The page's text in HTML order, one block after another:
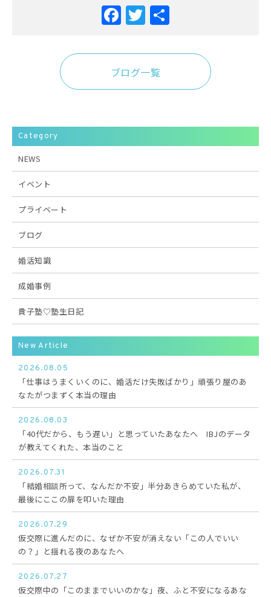
Facebook
Twitter
ブログ一覧
Category
NEWS
イベント
プライベート
ブログ
婚活知識
成婚事例
貴子塾♡塾生日記
New Article
2026.08.05
「仕事はうまくいくのに、婚活だけ失敗ばかり」頑張り屋のあ
なたがつまずく本当の理由
2026.08.03
「40代だから、もう遅い」と思っていたあなたへ IBJのデータ
が教えてくれた、本当のこと
2026.07.31
「結婚相談所って、なんだか不安」半分あきらめていた私が、
最後にここの扉を叩いた理由
2026.07.29
仮交際に進んだのに、なぜか不安が消えない「この人でいい
の？」と揺れる夜のあなたへ
2026.07.27
仮交際中の「このままでいいのかな」夜、ふと不安になるあな